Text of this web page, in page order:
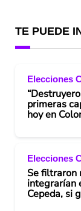
TE PUEDE
Elecciones
primeras
hoy en
Elecciones
Se filtraron
integrarían
Cepeda, si